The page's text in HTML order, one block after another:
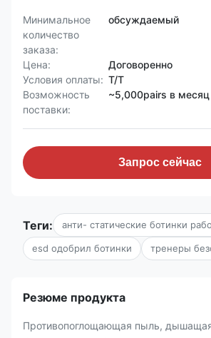
Минимальное
количество
заказа:
обсуждаемый
Цена:
Договоренно
Условия оплаты: T/T
Возможность
поставки:
~5,000pairs в месяц
Запрос сейчас
Теги: анти- статические ботинки
esd одобрил ботинки тренеры
Резюме продукта
Противопоглощающая пыль,